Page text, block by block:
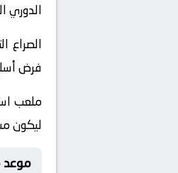
الدوري
الصراع
فرض
ملعب
ليكون
موعد